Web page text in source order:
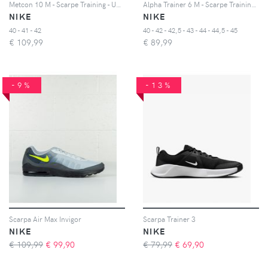
NIKE
40 - 41 - 42
€ 109,99
NIKE
40 - 42 - 42,5 - 43 - 44 - 44,5 - 45
€ 89,99
-9%
Scarpa Air Max Invigor
NIKE
€ 109,99 € 99,90
-13%
Scarpa Trainer 3
NIKE
€ 79,99 € 69,90